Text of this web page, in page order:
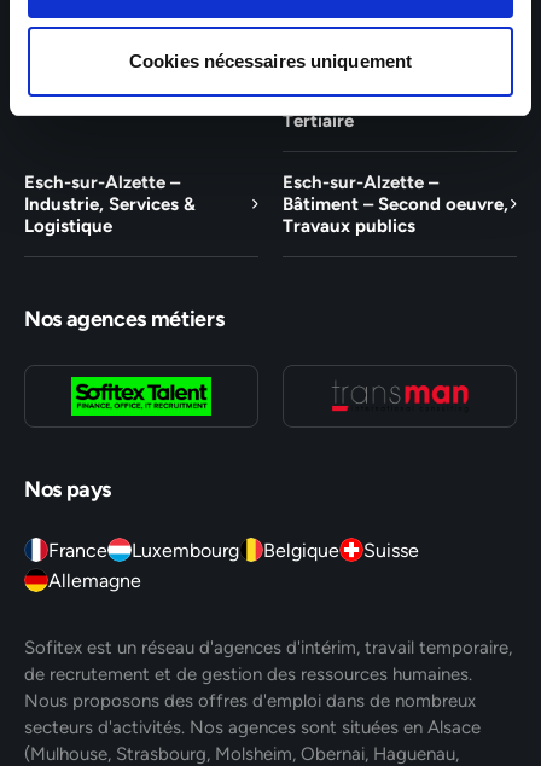
Cookies nécessaires uniquement
Wiltz – Industrie, Services,
Logistique, Bâtiment et
Tertiaire
Esch-sur-Alzette –
Industrie, Services &
Logistique
Esch-sur-Alzette –
Bâtiment – Second oeuvre,
Travaux publics
Nos agences métiers
Nos pays
France Luxembourg Belgique
Suisse
Allemagne
Sofitex est un réseau d'agences d'intérim, travail temporaire,
de recrutement et de gestion des ressources humaines.
Nous proposons des offres d'emploi dans de nombreux
secteurs d'activités. Nos agences sont situées en Alsace
(Mulhouse, Strasbourg, Molsheim, Obernai, Haguenau,